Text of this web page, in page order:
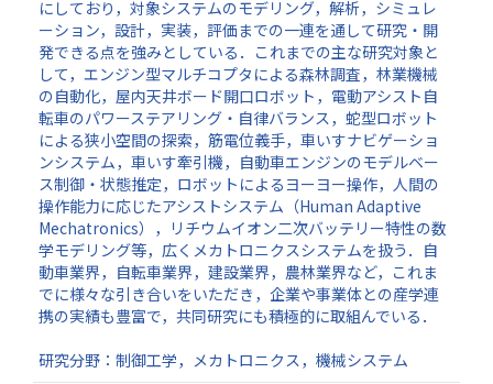
にしており，対象システムのモデリング，解析，シミュレ
ーション，設計，実装，評価までの一連を通して研究・開
発できる点を強みとしている．これまでの主な研究対象と
して，エンジン型マルチコプタによる森林調査，林業機械
の自動化，屋内天井ボード開口ロボット，電動アシスト自
転車のパワーステアリング・自律バランス，蛇型ロボット
による狭小空間の探索，筋電位義手，車いすナビゲーショ
ンシステム，車いす牽引機，自動車エンジンのモデルベー
ス制御・状態推定，ロボットによるヨーヨー操作，人間の
操作能力に応じたアシストシステム（Human Adaptive
Mechatronics），リチウムイオン二次バッテリー特性の数
学モデリング等，広くメカトロニクスシステムを扱う．自
動車業界，自転車業界，建設業界，農林業界など，これま
でに様々な引き合いをいただき，企業や事業体との産学連
携の実績も豊富で，共同研究にも積極的に取組んでいる．
研究分野：制御工学，メカトロニクス，機械システム